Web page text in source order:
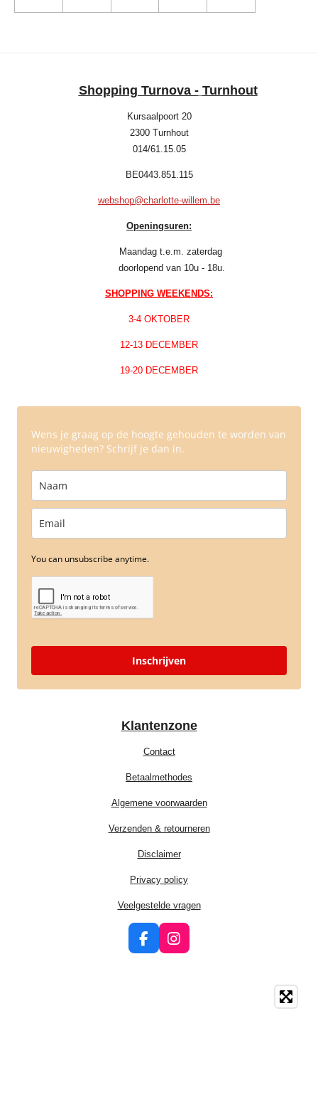
Shopping Turnova - Turnhout
Kursaalpoort 20
2300 Turnhout
014/61.15.05
BE0443.851.115
webshop@charlotte-willem.be
Openingsuren:
Maandag t.e.m. zaterdag
doorlopend van 10u - 18u.
SHOPPING WEEKENDS:
3-4 OKTOBER
12-13 DECEMBER
19-20 DECEMBER
Wens je graag op de hoogte gehouden te worden van
nieuwigheden? Schrijf je dan in.
You can unsubscribe anytime.
Inschrijven
Klantenzone
Contact
Betaalmethodes
Algemene voorwaarden
Verzenden & retourneren
Disclaimer
Privacy policy
Veelgestelde vragen
F
a
I
n